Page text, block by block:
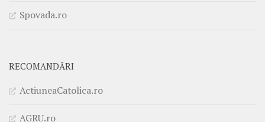
Spovada.ro
RECOMANDĂRI
ActiuneaCatolica.ro
AGRU.ro